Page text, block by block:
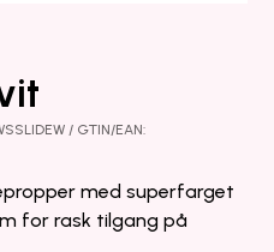
/ GTIN/EAN:
med superfarget
for rask tilgang på